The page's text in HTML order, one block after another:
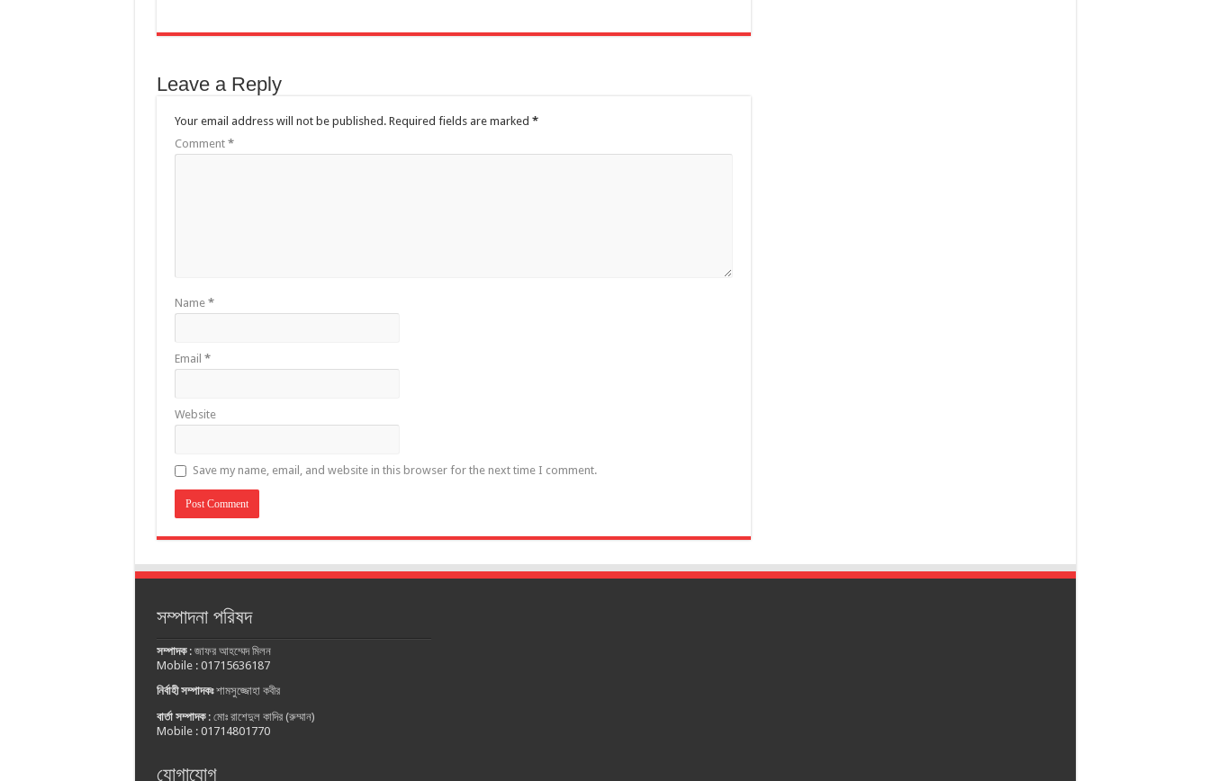
Leave a Reply
Your email address will not be published. Required fields are marked *
Comment *
Name *
Email *
Website
Save my name, email, and website in this browser for the next time I comment.
সম্পাদনা পরিষদ
সম্পাদক: জাফর আহম্মেদ মিলন
Mobile : 01715636187
নির্বাহী সম্পাদকঃশামসুজ্জোহা কবীর
বার্তা সম্পাদক: মোঃ রাশেদুল কাদির (রুম্মান)
Mobile : 01714801770
যোগাযোগ